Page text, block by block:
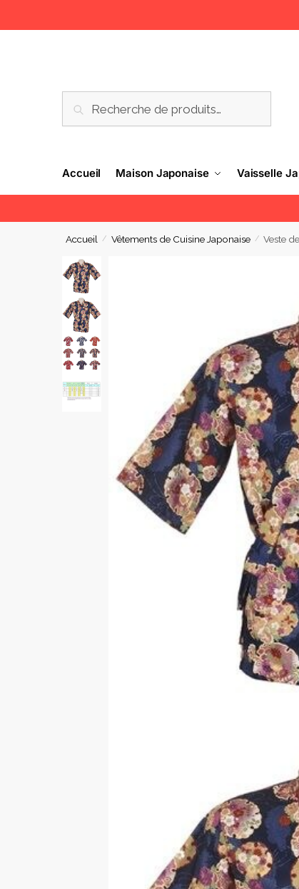
RECHERCHE
Accueil Maison Japonaise Vaisselle
Accueil / Vêtements de Cuisine Japonaise / Veste